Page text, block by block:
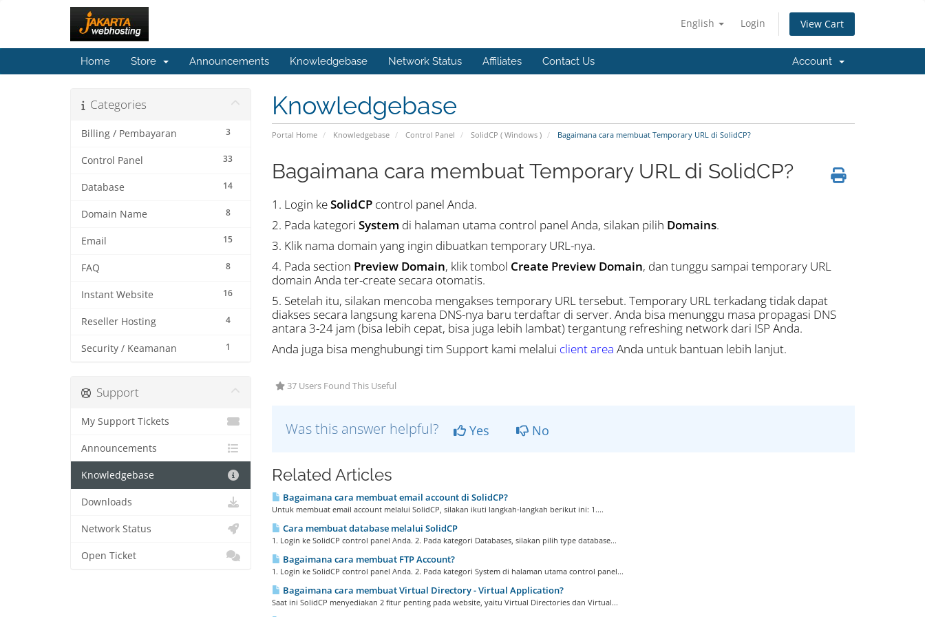
English Login View Cart
Home Store Announcements Knowledgebase Network Status Affiliates Contact Us Account
Knowledgebase
Portal Home Knowledgebase Control Panel SolidCP ( Windows ) Bagaimana cara membuat Temporary URL di SolidCP?
Categories
3
Billing / Pembayaran
33
Control Panel
14
Database
8
Domain Name
15
Email
8
FAQ
16
Instant Website
4
Reseller Hosting
1
Security / Keamanan
Bagaimana cara membuat Temporary URL di SolidCP?
1. Login keSolidCPcontrol panel Anda.
2. Pada kategori System di halaman utama control panel Anda, silakan pilih Domains.
3. Klik nama domain yang ingin dibuatkan temporary URL-nya.
4. Pada section Preview Domain, klik tombol Create Preview Domain, dan tunggu sampai temporary URL
domain Anda ter-create secara otomatis.
5. Setelah itu, silakan mencoba mengakses temporary URL tersebut. Temporary URL terkadang tidak dapat
diakses secara langsung karena DNS-nya baru terdaftar di server. Anda bisa menunggu masa propagasi DNS
antara 3-24 jam (bisa lebih cepat, bisa juga lebih lambat) tergantung refreshing network dari ISP Anda.
Anda juga bisa menghubungi tim Support kami melalui client area Anda untuk bantuan lebih lanjut.
37 Users Found This Useful
Was this answer helpful? Yes No
Related Articles
Bagaimana cara membuat email account di SolidCP?
Untuk membuat email account melalui SolidCP, silakan ikuti langkah-langkah berikut ini: 1....
Cara membuat database melalui SolidCP
1. Login ke SolidCP control panel Anda. 2. Pada kategori Databases, silakan pilih type database...
Bagaimana cara membuat FTP Account?
1. Login ke SolidCP control panel Anda. 2. Pada kategori System di halaman utama control panel...
Bagaimana cara membuat Virtual Directory - Virtual Application?
Saat ini SolidCP menyediakan 2 fitur penting pada website, yaitu Virtual Directories dan Virtual...
Support
My Support Tickets
Announcements
Knowledgebase
Downloads
Network Status
Open Ticket